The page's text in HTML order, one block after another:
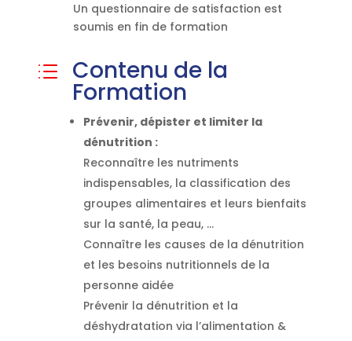
Un questionnaire de satisfaction est
soumis en fin de formation
d Contenu de la
Formation
Prévenir, dépister et limiter la
dénutrition :
Reconnaître les nutriments
indispensables, la classification des
groupes alimentaires et leurs bienfaits
sur la santé, la peau, …
Connaître les causes de la dénutrition
et les besoins nutritionnels de la
personne aidée
Prévenir la dénutrition et la
déshydratation via l’alimentation &